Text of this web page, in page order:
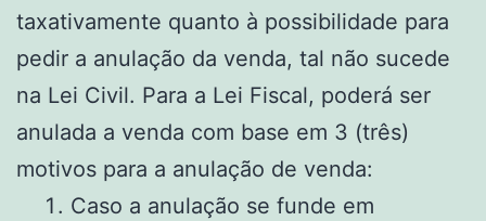
taxativamente quanto à possibilidade para
pedir a anulação da venda, tal não sucede
na Lei Civil. Para a Lei Fiscal, poderá ser
anulada a venda com base em 3 (três)
motivos para a anulação de venda:
Caso a anulação se funde em